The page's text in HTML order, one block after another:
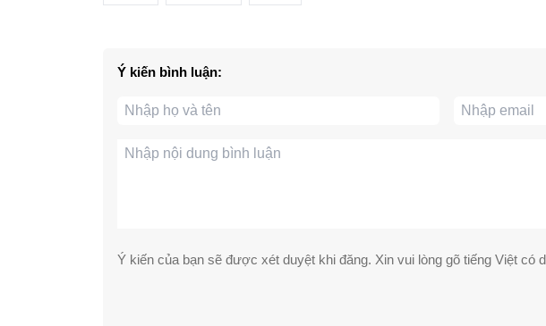
Ý kiến bình luận:
Ý kiến của bạn sẽ được xét duyệt khi đăng. Xin vui lòng gõ tiếng Việt có